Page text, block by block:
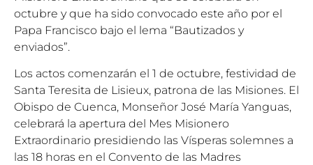
octubre y que ha sido convocado este año por el
Papa Francisco bajo el lema “Bautizados y
enviados”.
Los actos comenzarán el 1 de octubre, festividad de
Santa Teresita de Lisieux, patrona de las Misiones. El
Obispo de Cuenca, Monseñor José María Yanguas,
celebrará la apertura del Mes Misionero
Extraordinario presidiendo las Vísperas solemnes a
las 18 horas en el Convento de las Madres